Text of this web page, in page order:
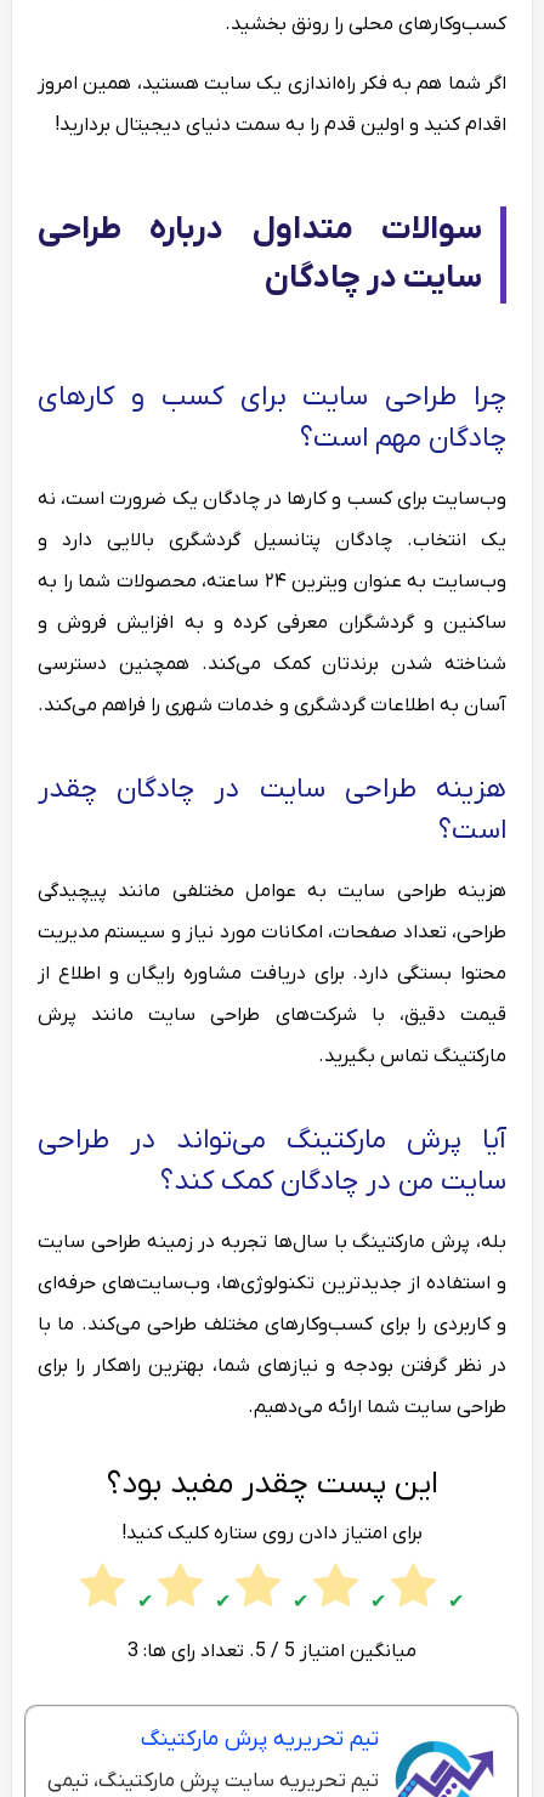
کسب‌وکارهای محلی را رونق بخشید.
اگر شما هم به فکر راه‌اندازی یک سایت هستید، همین امروز
اقدام کنید و اولین قدم را به سمت دنیای دیجیتال بردارید!
سوالات متداول درباره طراحی
سایت در چادگان
چرا طراحی سایت برای کسب و کارهای
چادگان مهم است؟
وب‌سایت برای کسب و کارها در چادگان یک ضرورت است، نه
یک انتخاب. چادگان پتانسیل گردشگری بالایی دارد و
وب‌سایت به عنوان ویترین ۲۴ ساعته، محصولات شما را به
ساکنین و گردشگران معرفی کرده و به افزایش فروش و
شناخته شدن برندتان کمک می‌کند. همچنین دسترسی
آسان به اطلاعات گردشگری و خدمات شهری را فراهم می‌کند.
هزینه طراحی سایت در چادگان چقدر
است؟
هزینه طراحی سایت به عوامل مختلفی مانند پیچیدگی
طراحی، تعداد صفحات، امکانات مورد نیاز و سیستم مدیریت
محتوا بستگی دارد. برای دریافت مشاوره رایگان و اطلاع از
قیمت دقیق، با شرکت‌های طراحی سایت مانند پرش
مارکتینگ تماس بگیرید.
آیا پرش مارکتینگ می‌تواند در طراحی
سایت من در چادگان کمک کند؟
بله، پرش مارکتینگ با سال‌ها تجربه در زمینه طراحی سایت
و استفاده از جدیدترین تکنولوژی‌ها، وب‌سایت‌های حرفه‌ای
و کاربردی را برای کسب‌وکارهای مختلف طراحی می‌کند. ما با
در نظر گرفتن بودجه و نیازهای شما، بهترین راهکار را برای
طراحی سایت شما ارائه می‌دهیم.
این پست چقدر مفید بود؟
برای امتیاز دادن روی ستاره کلیک کنید!
میانگین امتیاز 5 / 5. تعداد رای ها: 3
تیم تحریریه پرش مارکتینگ
تیم تحریریه سایت پرش مارکتینگ، تیمی